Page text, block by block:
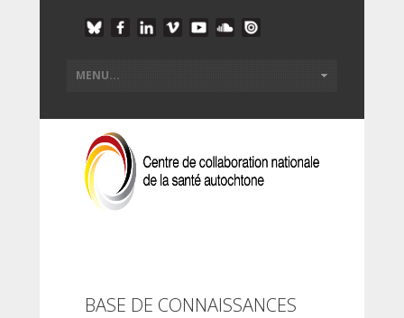
BASE DE CONNAISSANCES